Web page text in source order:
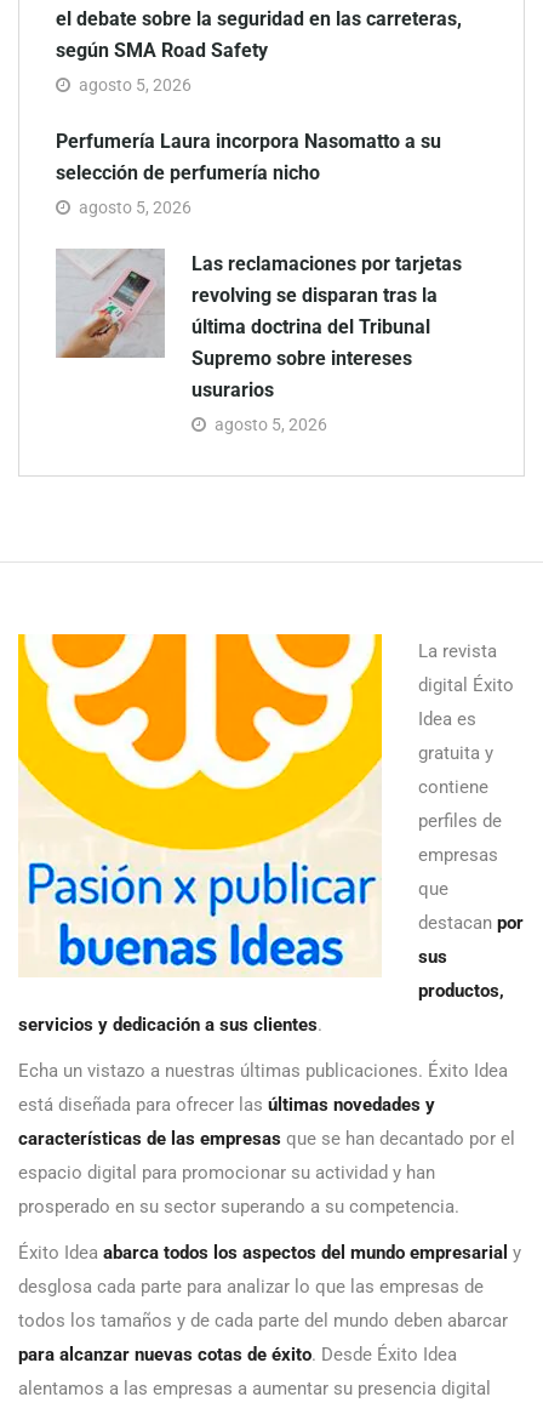
el debate sobre la seguridad en las carreteras,
según SMA Road Safety
agosto 5, 2026
Perfumería Laura incorpora Nasomatto a su
selección de perfumería nicho
agosto 5, 2026
Las reclamaciones por tarjetas
revolving se disparan tras la
última doctrina del Tribunal
Supremo sobre intereses
usurarios
agosto 5, 2026
La revista
digital Éxito
Idea es
gratuita y
contiene
perfiles de
empresas
que
destacan por
sus
productos,
servicios y dedicación a sus clientes.
Echa un vistazo a nuestras últimas publicaciones. Éxito Idea
está diseñada para ofrecer las últimas novedades y
características de las empresas que se han decantado por el
espacio digital para promocionar su actividad y han
prosperado en su sector superando a su competencia.
Éxito Idea abarca todos los aspectos del mundo empresarial y
desglosa cada parte para analizar lo que las empresas de
todos los tamaños y de cada parte del mundo deben abarcar
para alcanzar nuevas cotas de éxito. Desde Éxito Idea
alentamos a las empresas a aumentar su presencia digital